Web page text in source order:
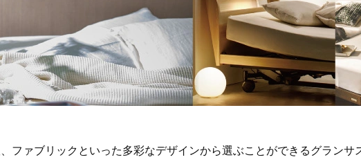
ファブリックといった多彩なデザインから選ぶことができるグランサ